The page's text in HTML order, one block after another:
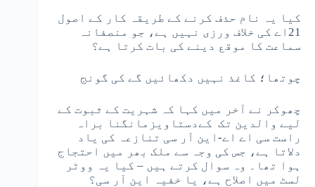
کیا یہ نام حذف کرنے کے طریقہ کار کے اصول
21اے کی خلاف ورزی نہیں ہے، جو منصفانہ
سماعت کا موقع دینے کی بات کرتا ہے؟
چوتھا؛ کاغذ نہیں دکھائیں گے کی گونج
چھوکر نے آخر میں کہا کہ شہریت کے ثبوت کے
لیے والدین تک کےدستاویزمانگنا براہ
راست سی اے اے-این آر سی تنازعہ کی یاد
دلاتا ہے، جس کی وجہ سے ملک بھر میں احتجاج
ہوا تھا۔ وہ سوال کرتے ہیں – کیا یہ ووٹر
لسٹ میں اصلاح ہے، یا خفیہ این آر سی؟